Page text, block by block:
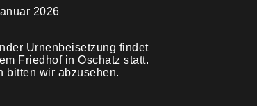
2026
Urnenbeisetzung findet
Friedhof in Oschatz statt.
bitten wir abzusehen.